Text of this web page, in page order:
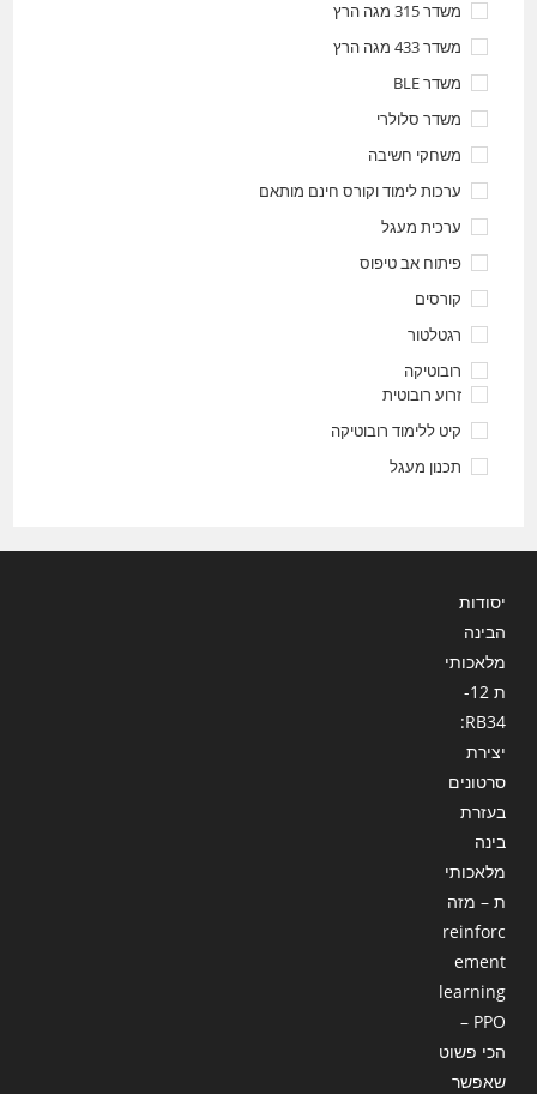
משדר 315 מגה הרץ
משדר 433 מגה הרץ
משדר BLE
משדר סלולרי
משחקי חשיבה
ערכות לימוד וקורס חינם מותאם
ערכית מעגל
פיתוח אב טיפוס
קורסים
רגטלטור
רובוטיקה
זרוע רובוטית
קיט ללימוד רובוטיקה
תכנון מעגל
יסודות
הבינה
מלאכותי
ת 12-
RB34:
יצירת
סרטונים
בעזרת
בינה
מלאכותי
ת – מזה
reinforc
ement
learning
– PPO
הכי פשוט
שאפשר